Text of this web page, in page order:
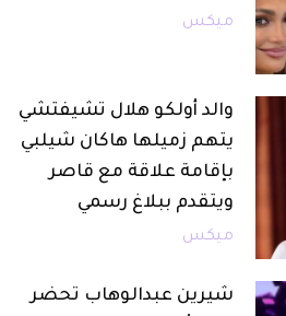
ميكس
والد أولكو هلال تشيفتشي
يتهم زميلها هاكان شيلبي
بإقامة علاقة مع قاصر
ويتقدم ببلاغ رسمي
ميكس
شيرين عبدالوهاب تحضر